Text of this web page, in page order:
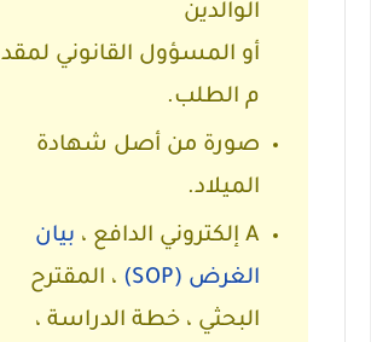
الوالدين
أو المسؤول القانوني لمقد
م الطلب.
صورة من أصل شهادة
الميلاد.
A إلكتروني الدافع ، بيان
الغرض (SOP)
، المقترح
البحثي ، خطة الدراسة ،